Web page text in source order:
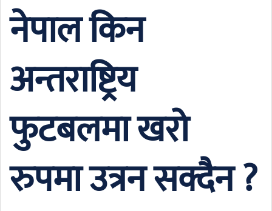
नेपाल किन
अन्तराष्ट्रिय
फुटबलमा खरो
रुपमा उत्रन सक्दैन ?